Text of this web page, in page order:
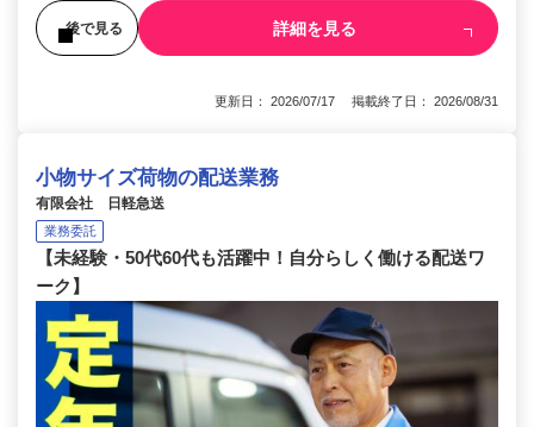
後で見る 詳細を見る
更新日： 2026/07/17 掲載終了日： 2026/08/31
小物サイズ荷物の配送業務
有限会社 日軽急送
業務委託
【未経験・50代60代も活躍中！自分らしく働ける配送ワ
ーク】